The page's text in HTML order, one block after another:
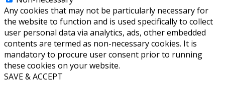
Any cookies that may not be particularly necessary for
the website to function and is used specifically to collect
user personal data via analytics, ads, other embedded
contents are termed as non-necessary cookies. It is
mandatory to procure user consent prior to running
these cookies on your website.
SAVE & ACCEPT